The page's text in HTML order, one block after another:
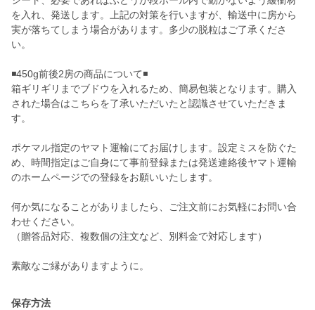
を入れ、発送します。上記の対策を行いますが、輸送中に房から
実が落ちてしまう場合があります。多少の脱粒はご了承くださ
い。
◾️450g前後2房の商品について◾️
箱ギリギリまでブドウを入れるため、簡易包装となります。購入
された場合はこちらを了承いただいたと認識させていただきま
す。
ポケマル指定のヤマト運輸にてお届けします。設定ミスを防ぐた
め、時間指定はご自身にて事前登録または発送連絡後ヤマト運輸
のホームページでの登録をお願いいたします。
何か気になることがありましたら、ご注文前にお気軽にお問い合
わせください。
（贈答品対応、複数個の注文など、別料金で対応します）
素敵なご縁がありますように。
保存方法